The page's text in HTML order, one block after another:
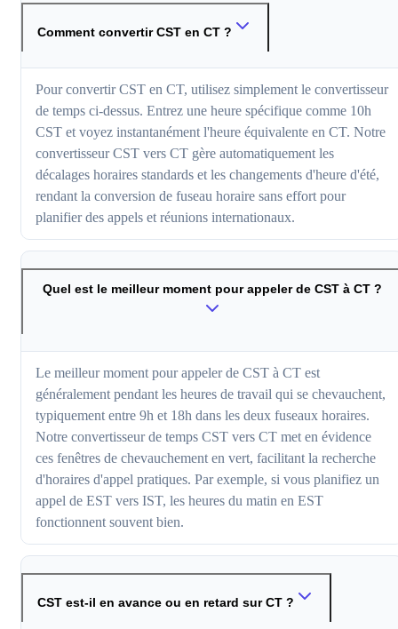
Comment convertir CST en CT ?
Pour convertir CST en CT, utilisez simplement le convertisseur
de temps ci-dessus. Entrez une heure spécifique comme 10h
CST et voyez instantanément l'heure équivalente en CT. Notre
convertisseur CST vers CT gère automatiquement les
décalages horaires standards et les changements d'heure d'été,
rendant la conversion de fuseau horaire sans effort pour
planifier des appels et réunions internationaux.
Quel est le meilleur moment pour appeler de CST à CT ?
Le meilleur moment pour appeler de CST à CT est
généralement pendant les heures de travail qui se chevauchent,
typiquement entre 9h et 18h dans les deux fuseaux horaires.
Notre convertisseur de temps CST vers CT met en évidence
ces fenêtres de chevauchement en vert, facilitant la recherche
d'horaires d'appel pratiques. Par exemple, si vous planifiez un
appel de EST vers IST, les heures du matin en EST
fonctionnent souvent bien.
CST est-il en avance ou en retard sur CT ?